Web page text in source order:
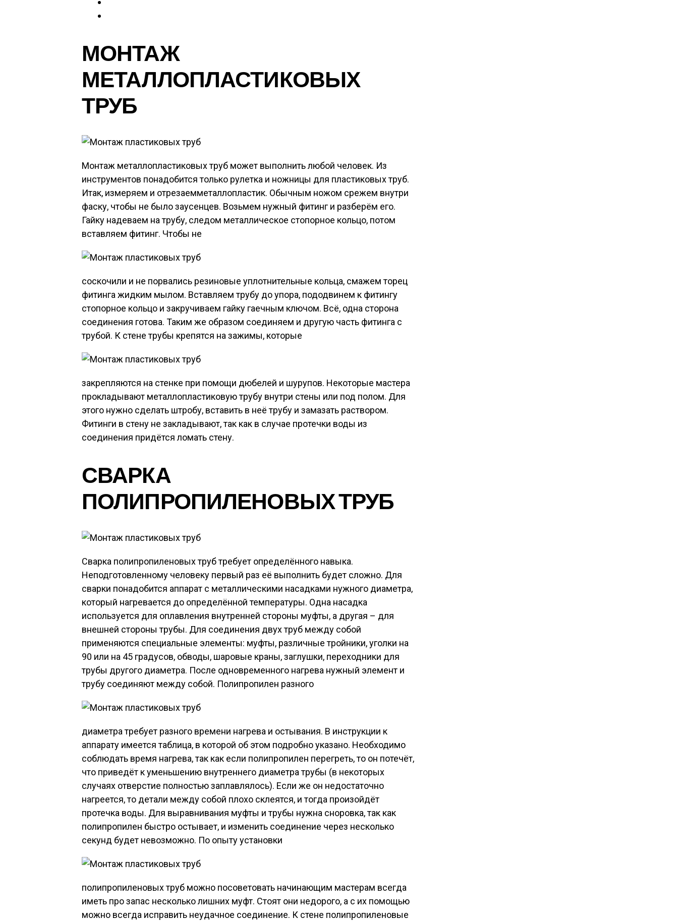
МОНТАЖ
МЕТАЛЛОПЛАСТИКОВЫХ
ТРУБ
Монтаж металлопластиковых труб может выполнить любой человек. Из
инструментов понадобится только рулетка и ножницы для пластиковых труб.
Итак, измеряем и отрезаемметаллопластик. Обычным ножом срежем внутри
фаску, чтобы не было заусенцев. Возьмем нужный фитинг и разберём его.
Гайку надеваем на трубу, следом металлическое стопорное кольцо, потом
вставляем фитинг. Чтобы не
соскочили и не порвались резиновые уплотнительные кольца, смажем торец
фитинга жидким мылом. Вставляем трубу до упора, пододвинем к фитингу
стопорное кольцо и закручиваем гайку гаечным ключом. Всё, одна сторона
соединения готова. Таким же образом соединяем и другую часть фитинга с
трубой. К стене трубы крепятся на зажимы, которые
закрепляются на стенке при помощи дюбелей и шурупов. Некоторые мастера
прокладывают металлопластиковую трубу внутри стены или под полом. Для
этого нужно сделать штробу, вставить в неё трубу и замазать раствором.
Фитинги в стену не закладывают, так как в случае протечки воды из
соединения придётся ломать стену.
СВАРКА
ПОЛИПРОПИЛЕНОВЫХ ТРУБ
Сварка полипропиленовых труб требует определённого навыка.
Неподготовленному человеку первый раз её выполнить будет сложно. Для
сварки понадобится аппарат с металлическими насадками нужного диаметра,
который нагревается до определённой температуры. Одна насадка
используется для оплавления внутренней стороны муфты, а другая – для
внешней стороны трубы. Для соединения двух труб между собой
применяются специальные элементы: муфты, различные тройники, уголки на
90 или на 45 градусов, обводы, шаровые краны, заглушки, переходники для
трубы другого диаметра. После одновременного нагрева нужный элемент и
трубу соединяют между собой. Полипропилен разного
диаметра требует разного времени нагрева и остывания. В инструкции к
аппарату имеется таблица, в которой об этом подробно указано. Необходимо
соблюдать время нагрева, так как если полипропилен перегреть, то он потечёт,
что приведёт к уменьшению внутреннего диаметра трубы (в некоторых
случаях отверстие полностью заплавлялось). Если же он недостаточно
нагреется, то детали между собой плохо склеятся, и тогда произойдёт
протечка воды. Для выравнивания муфты и трубы нужна сноровка, так как
полипропилен быстро остывает, и изменить соединение через несколько
секунд будет невозможно. По опыту установки
полипропиленовых труб можно посоветовать начинающим мастерам всегда
иметь про запас несколько лишних муфт. Стоят они недорого, а с их помощью
можно всегда исправить неудачное соединение. К стене полипропиленовые